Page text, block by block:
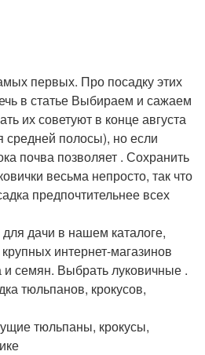
первых. Про посадку этих
в статье Выбираем и сажаем
их советуют в конце августа
полосы), но если
почва позволяет . Сохранить
весьма непросто, так что
предпочтительнее всех
дачи в нашем каталоге,
интернет-магазинов
и семян. Выбрать луковичные .
тюльпанов, крокусов,
тюльпаны, крокусы,